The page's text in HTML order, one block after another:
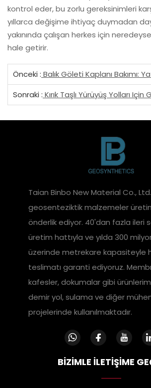
kontrol eder, bu zorlu gereksinimleri
yıllarca değişime ihtiyaç duymadan
yakınında çalışan herkes için
hale getirir.
Önceki : Balık Göleti Kaplanı Bakımı:
Sonraki : Kırık Taşlı Yürüyüş Yolları Için Gravel
Taian Binbo New Material Co.,
geosenteziktik malzemeler
önderlik ediyor. 40'dan fazla ileri
üretim hattıyla ve yılda 300
üzerinde metrekare kapasiteyle
teslimatı garanti ediyoruz.
kafesler, dokumalar gibi
demir yol, sulama ve diğer
projelerinde kullanılmaktadır.
BİZİMLE İLETİŞİME